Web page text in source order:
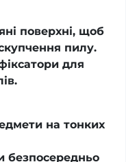
поверхні, щоб
пилу.
для
на тонких
безпосередньо